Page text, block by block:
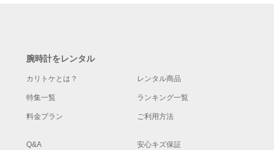
腕時計をレンタル
カリトケとは？ レンタル商品
特集一覧 ランキング一覧
料金プラン ご利用方法
Q&A 安心キズ保証